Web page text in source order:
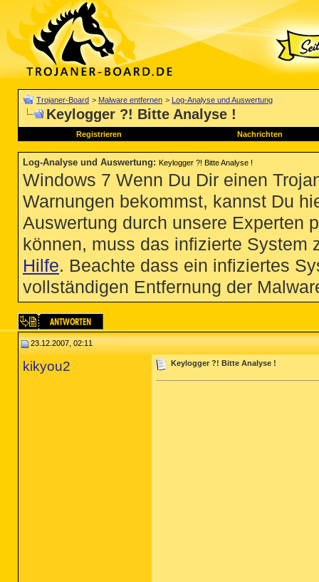
Trojaner-Board > Malware entfernen > Log-Analyse und Auswertung
Keylogger ?! Bitte Analyse !
Registrieren Nachrichten
Log-Analyse und Auswertung: Keylogger ?! Bitte Analyse !
Windows 7 Wenn Du Dir einen
Warnungen bekommst, kannst Du
Auswertung durch unsere Experten
können, muss das infizierte System
Hilfe. Beachte dass ein infiziertes
vollständigen Entfernung der
23.12.2007, 02:11
kikyou2 Keylogger ?! Bitte Analyse !